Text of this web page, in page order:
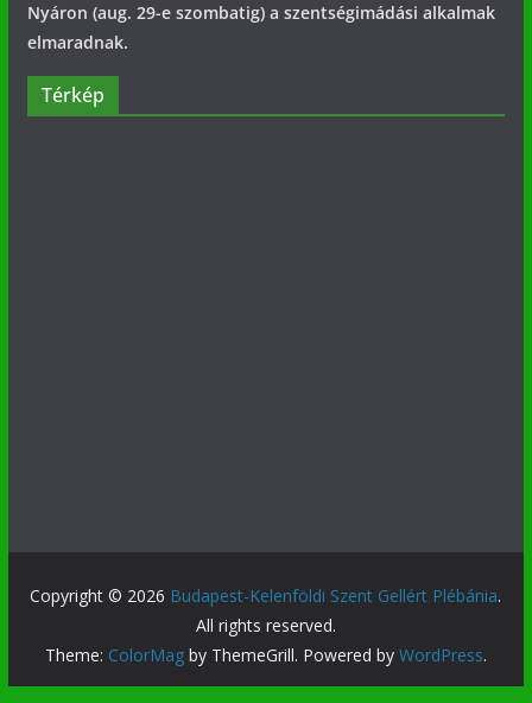
Nyáron (aug. 29-e szombatig) a szentségimádási alkalmak
elmaradnak.
Térkép
Copyright © 2026 Budapest-Kelenföldi Szent Gellért Plébánia.
All rights reserved.
Theme: ColorMagby ThemeGrill. Powered by WordPress.